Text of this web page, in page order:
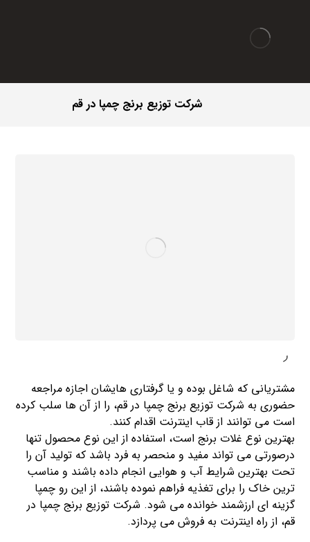
شرکت توزیع برنج چمپا در قم
ر
مشتریانی که شاغل بوده و یا گرفتاری هایشان اجازه مراجعه
حضوری به شرکت توزیع برنج چمپا در قم، را از آن ها سلب کرده
است می توانند از قاب اینترنت اقدام کنند.
بهترین نوع غلات برنج است، استفاده از این نوع محصول تنها
درصورتی می تواند مفید و منحصر به فرد باشد که تولید آن را
تحت بهترین شرایط آب و هوایی انجام داده باشند و مناسب
ترین خاک را برای تغذیه فراهم نموده باشند، از این رو چمپا
گزینه ای ارزشمند خوانده می شود. شرکت توزیع برنج چمپا در
قم، از راه اینترنت به فروش می پردازد.